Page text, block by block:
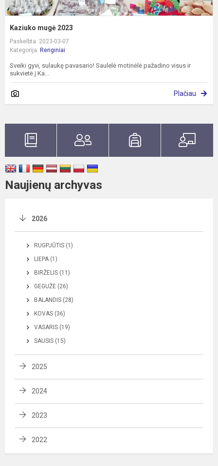
Kaziuko mugė 2023
Paskelbta: 2023-03-07
Kategorija: Renginiai
Sveiki gyvi, sulaukę pavasario! Saulelė motinėlė pažadino visus ir
sukvietė į Ka...
Plačiau
Naujienų archyvas
2026
RUGPJŪTIS (1)
LIEPA (1)
BIRŽELIS (11)
GEGUŽĖ (26)
BALANDIS (28)
KOVAS (36)
VASARIS (19)
SAUSIS (15)
2025
2024
2023
2022